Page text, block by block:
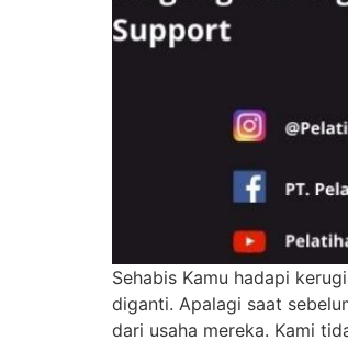
Sehabis Kamu hadapi
diganti. Apalagi saat
dari usaha mereka. Kami